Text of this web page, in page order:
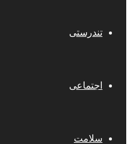
تندرستی
اجتماعی
سلامت